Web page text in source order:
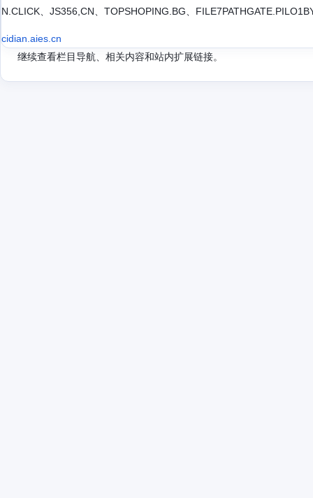
N.CLICK、JS356,CN、TOPSHOPING.BG、
cidian.aies.cn
继续查看栏目导航、相关内容和站内扩展链接。